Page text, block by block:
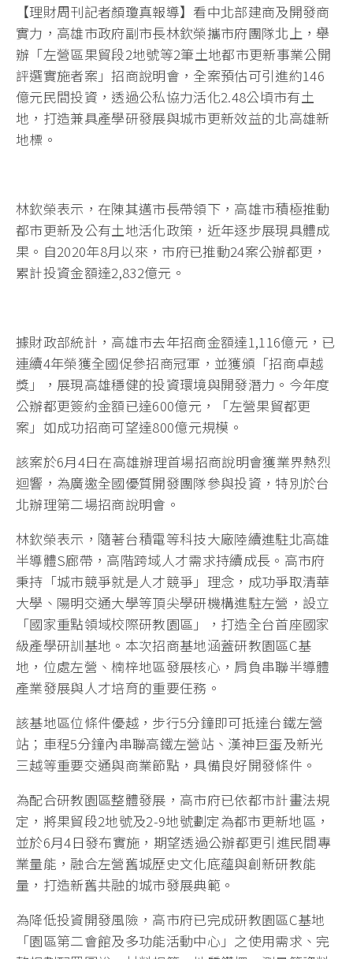
【理財周刊記者顏瓊真報導】看中北部建商及開發商
實力，高雄市政府副市長林欽榮攜市府團隊北上，舉
辦「左營區果貿段2地號等2筆土地都市更新事業公開
評選實施者案」招商說明會，全案預估可引進約146
億元民間投資，透過公私協力活化2.48公頃市有土
地，打造兼具產學研發展與城市更新效益的北高雄新
地標。
林欽榮表示，在陳其邁市長帶領下，高雄市積極推動
都市更新及公有土地活化政策，近年逐步展現具體成
果。自2020年8月以來，市府已推動24案公辦都更，
累計投資金額達2,832億元。
據財政部統計，高雄市去年招商金額達1,116億元，已
連續4年榮獲全國促參招商冠軍，並獲頒「招商卓越
獎」，展現高雄穩健的投資環境與開發潛力。今年度
公辦都更簽約金額已達600億元，「左營果貿都更
案」如成功招商可望達800億元規模。
該案於6月4日在高雄辦理首場招商說明會獲業界熱烈
迴響，為廣邀全國優質開發團隊參與投資，特別於台
北辦理第二場招商說明會。
林欽榮表示，隨著台積電等科技大廠陸續進駐北高雄
半導體S廊帶，高階跨域人才需求持續成長。高市府
秉持「城市競爭就是人才競爭」理念，成功爭取清華
大學、陽明交通大學等頂尖學研機構進駐左營，設立
「國家重點領域校際研教園區」，打造全台首座國家
級產學研訓基地。本次招商基地涵蓋研教園區C基
地，位處左營、楠梓地區發展核心，肩負串聯半導體
產業發展與人才培育的重要任務。
該基地區位條件優越，步行5分鐘即可抵達台鐵左營
站；車程5分鐘內串聯高鐵左營站、漢神巨蛋及新光
三越等重要交通與商業節點，具備良好開發條件。
為配合研教園區整體發展，高市府已依都市計畫法規
定，將果貿段2地號及2-9地號劃定為都市更新地區，
並於6月4日發布實施，期望透過公辦都更引進民間專
業量能，融合左營舊城歷史文化底蘊與創新研教能
量，打造新舊共融的城市發展典範。
為降低投資開發風險，高市府已完成研教園區C基地
「園區第二會館及多功能活動中心」之使用需求、完